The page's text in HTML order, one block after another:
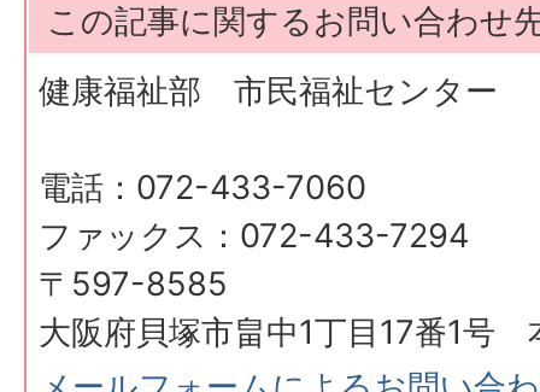
この記事に関するお問い合わせ
健康福祉部 市民福祉センター
電話：072-433-7060
ファックス：072-433-7294
〒597-8585
大阪府貝塚市畠中1丁目17番1号